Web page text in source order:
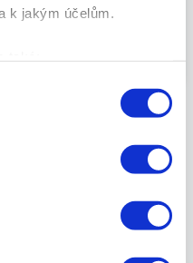
k jakým účelům.
na několik metrů
(otisk prstu)
vaše osobní
nebo odvolat v
podnikatelům růst